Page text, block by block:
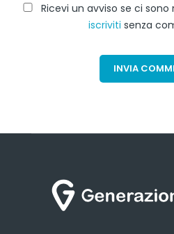
Ricevi un avviso se ci
iscriviti senza